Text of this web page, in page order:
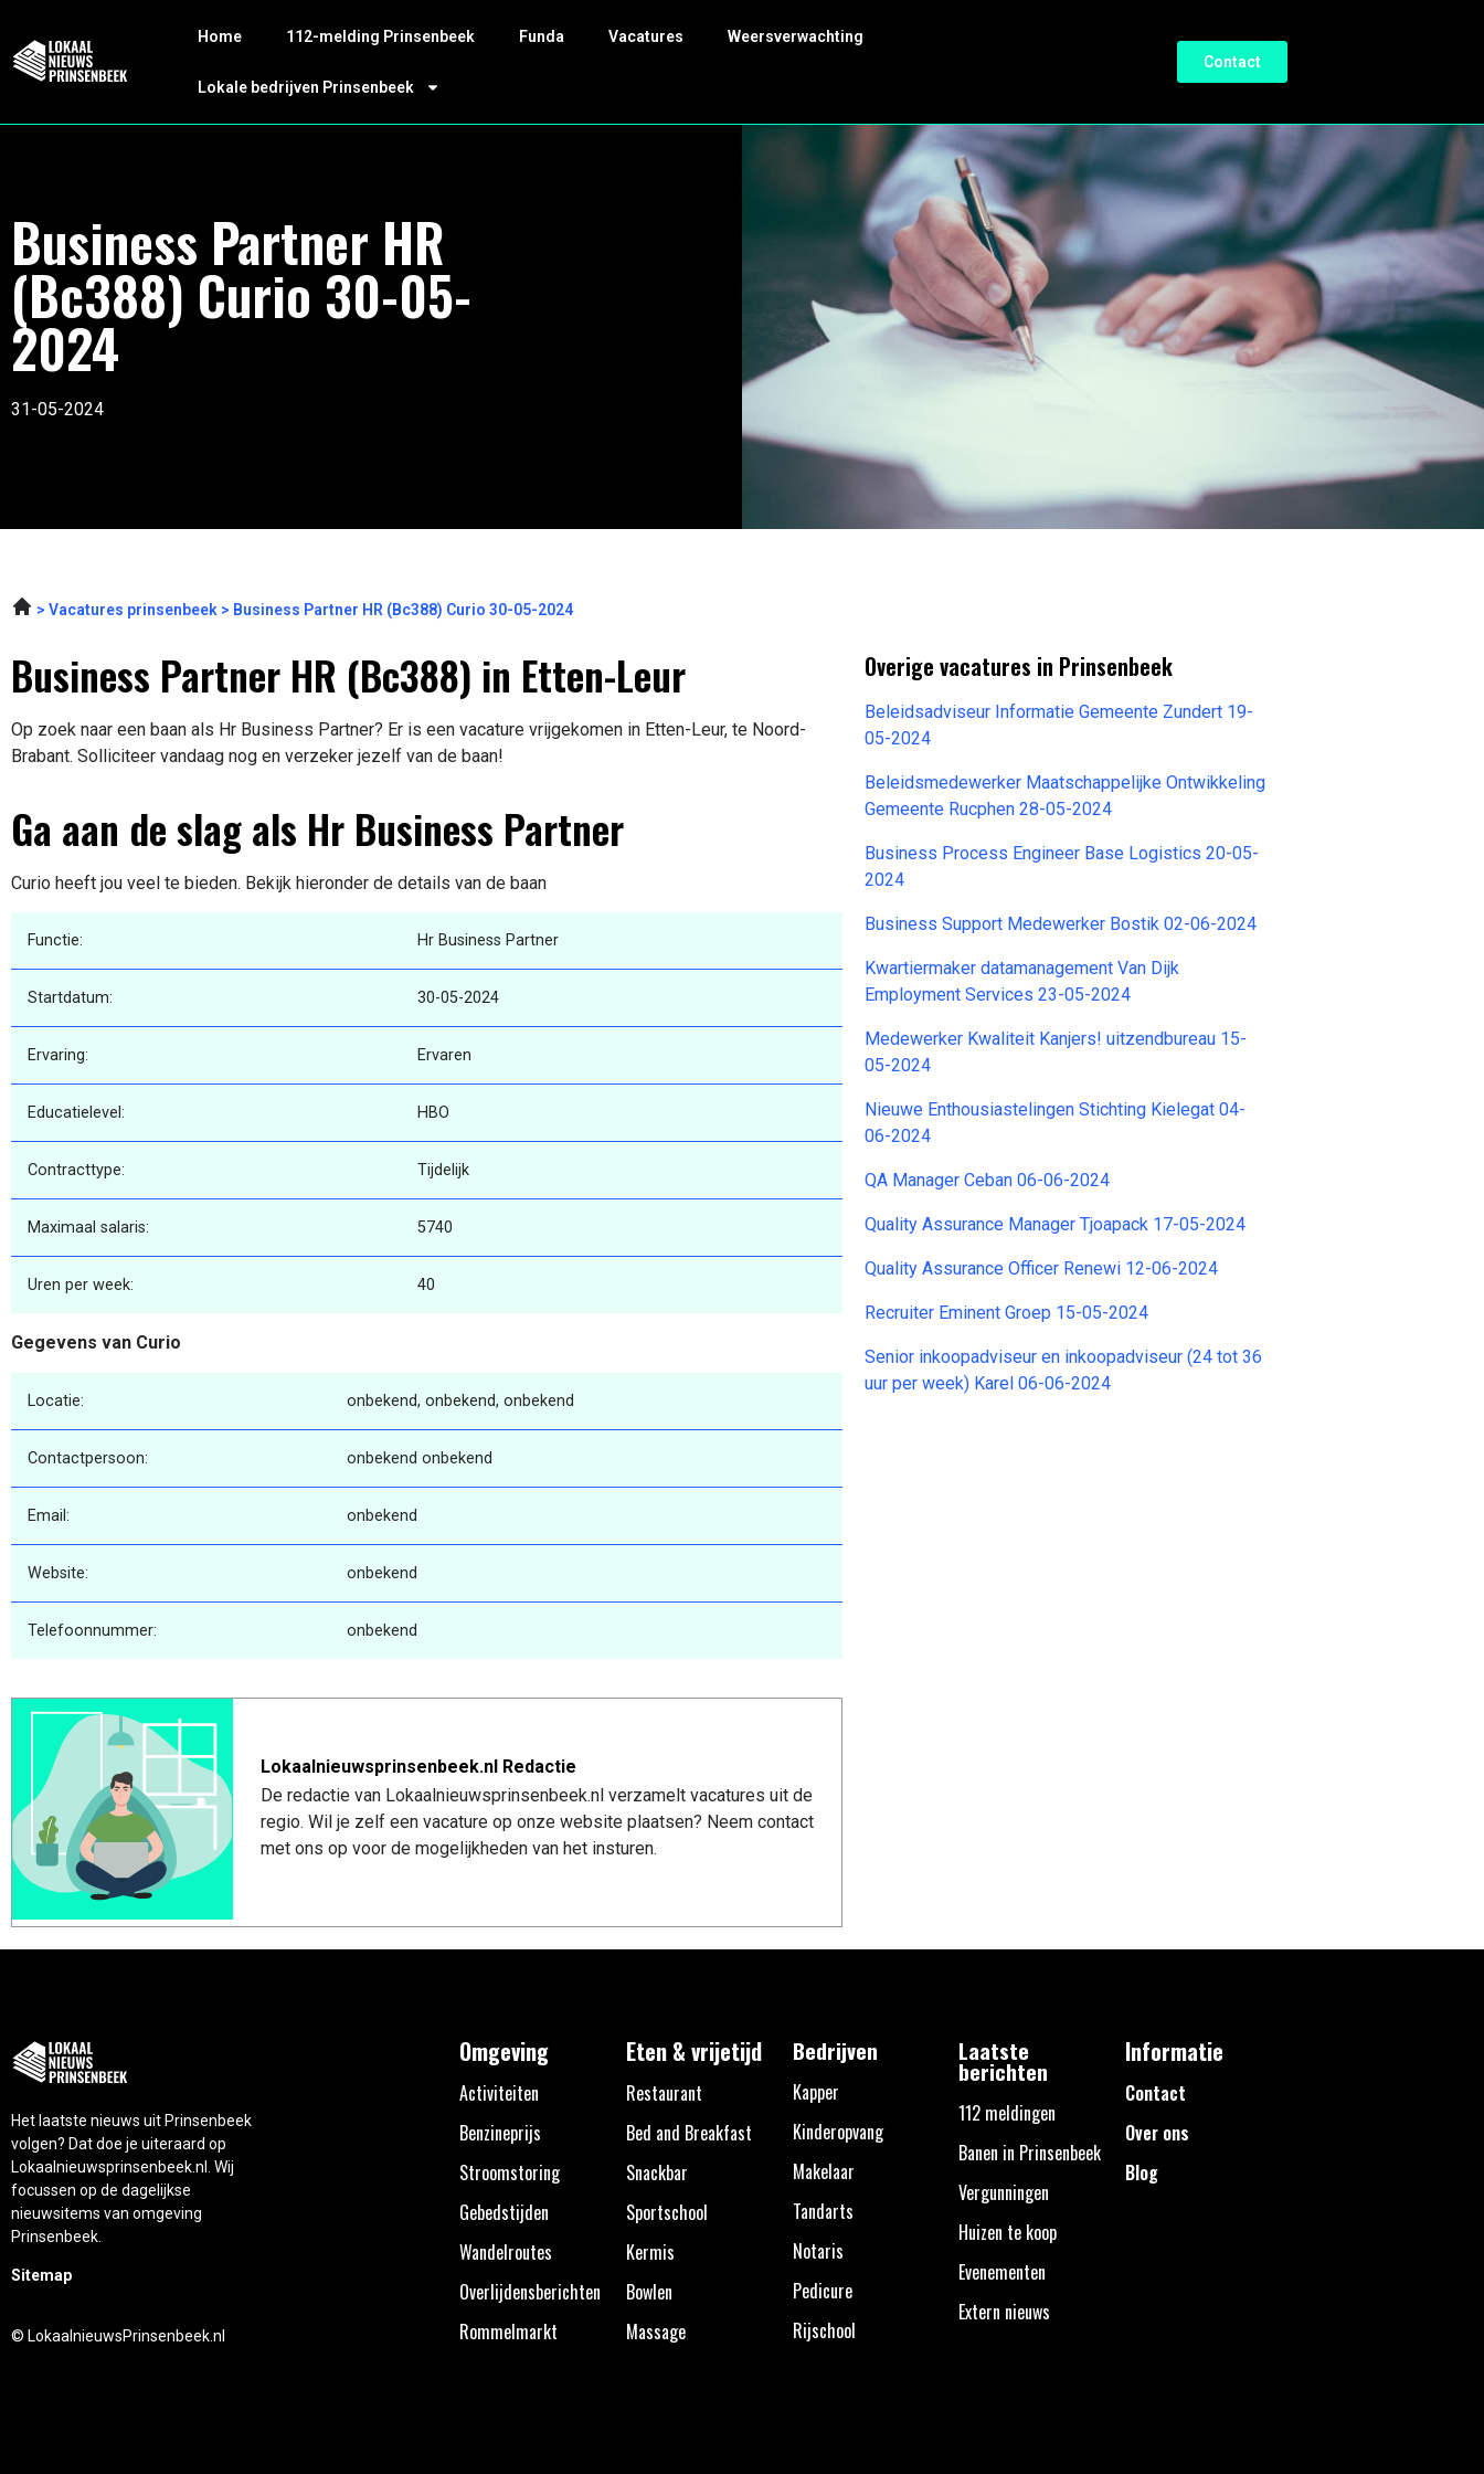
Home 112-melding Prinsenbeek Funda Vacatures Weersverwachting
Lokale bedrijven Prinsenbeek
Contact
Business Partner HR
(Bc388) Curio 30-05-
2024
31-05-2024
Vacatures prinsenbeek Business Partner HR (Bc388) Curio 30-05-2024
Business Partner HR (Bc388) in Etten-Leur
Op zoek naar een baan als Hr Business Partner? Er is een vacature vrijgekomen in Etten-Leur, te Noord-
Brabant. Solliciteer vandaag nog en verzeker jezelf van de baan!
Ga aan de slag als Hr Business Partner
Curio heeft jou veel te bieden. Bekijk hieronder de details van de baan
Functie: Hr Business Partner
Startdatum: 30-05-2024
Ervaring: Ervaren
Educatielevel: HBO
Contracttype: Tijdelijk
Maximaal salaris: 5740
Uren per week: 40
Gegevens van Curio
Locatie: onbekend, onbekend, onbekend
Contactpersoon: onbekend onbekend
Email: onbekend
Website: onbekend
Telefoonnummer: onbekend
Lokaalnieuwsprinsenbeek.nl Redactie
De redactie van Lokaalnieuwsprinsenbeek.nl verzamelt vacatures uit de
regio. Wil je zelf een vacature op onze website plaatsen? Neem contact
met ons op voor de mogelijkheden van het insturen.
Overige vacatures in Prinsenbeek
Beleidsadviseur Informatie Gemeente Zundert 19-
05-2024
Beleidsmedewerker Maatschappelijke Ontwikkeling
Gemeente Rucphen 28-05-2024
Business Process Engineer Base Logistics 20-05-
2024
Business Support Medewerker Bostik 02-06-2024
Kwartiermaker datamanagement Van Dijk
Employment Services 23-05-2024
Medewerker Kwaliteit Kanjers! uitzendbureau 15-
05-2024
Nieuwe Enthousiastelingen Stichting Kielegat 04-
06-2024
QA Manager Ceban 06-06-2024
Quality Assurance Manager Tjoapack 17-05-2024
Quality Assurance Officer Renewi 12-06-2024
Recruiter Eminent Groep 15-05-2024
Senior inkoopadviseur en inkoopadviseur (24 tot 36
uur per week) Karel 06-06-2024
Het laatste nieuws uit Prinsenbeek
volgen? Dat doe je uiteraard op
Lokaalnieuwsprinsenbeek.nl. Wij
focussen op de dagelijkse
nieuwsitems van omgeving
Prinsenbeek.
Sitemap
© LokaalnieuwsPrinsenbeek.nl
Omgeving
Activiteiten
Benzineprijs
Stroomstoring
Gebedstijden
Wandelroutes
Overlijdensberichten
Rommelmarkt
Eten & vrijetijd
Restaurant
Bed and Breakfast
Snackbar
Sportschool
Kermis
Bowlen
Massage
Bedrijven
Kapper
Kinderopvang
Makelaar
Tandarts
Notaris
Pedicure
Rijschool
Laatste
berichten
112 meldingen
Banen in Prinsenbeek
Vergunningen
Huizen te koop
Evenementen
Extern nieuws
Informatie
Contact
Over ons
Blog